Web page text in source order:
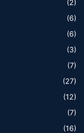
(2)
(6)
(6)
(3)
(7)
(27)
(12)
(7)
(16)